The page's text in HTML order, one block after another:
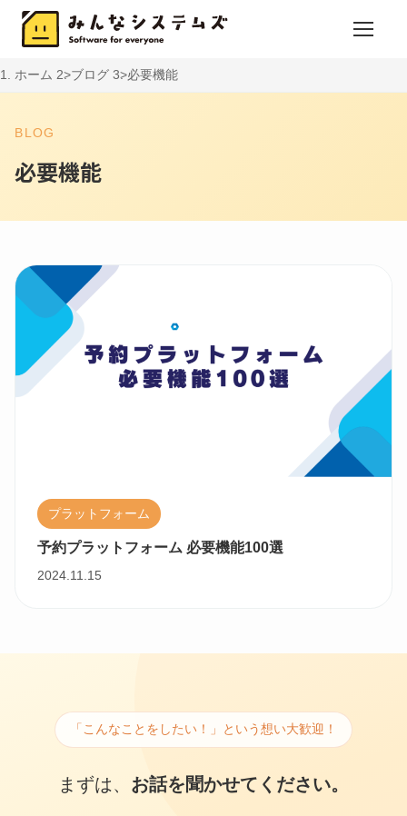
ホーム ブログ 必要機能
BLOG
必要機能
プラットフォーム
予約プラットフォーム 必要機能100選
2024.11.15
「こんなことをしたい！」という想い大歓迎！
まずは、 お話を聞かせてください。